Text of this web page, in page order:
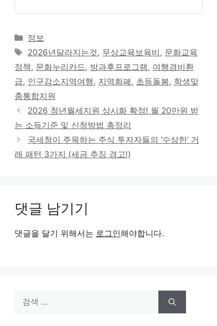
카
테
리
정보
태
그
2026년달라지는것 , 무상교육보육비 , 문화교육
정책 , 문화누리카드 , 방과후프로그램 , 여행경비환
급, 인구감소지역여행 , 지역화폐 , 초등돌봄, 학생맞
춤통합지원
2026 청년월세지원 상시화 확정! 월 20만원 받
는 소득기준 및 신청방법 총정리
국세청이 주목하는 주식 투자자들의 ‘수상한’ 거
래 패턴 3가지 (세금 추징 경고!)
댓글 남기기
댓글을 달기 위해서는 로그인해야합니다.
색: